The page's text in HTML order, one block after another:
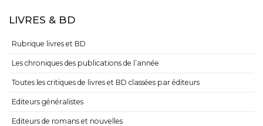
LIVRES & BD
Rubrique livres et BD
Les chroniques des publications de l’année
Toutes les critiques de livres et BD classées par éditeurs
Editeurs généralistes
Editeurs de romans et nouvelles